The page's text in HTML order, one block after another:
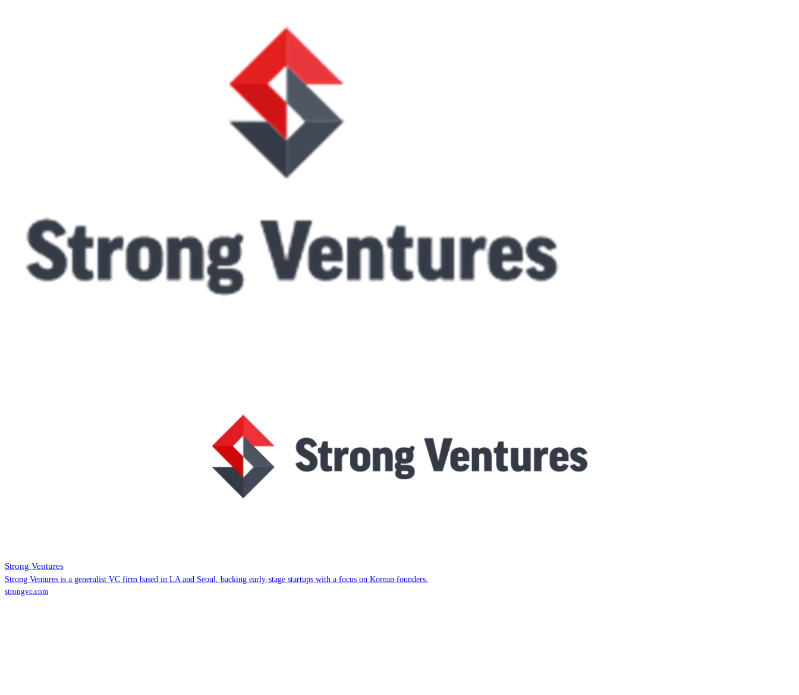
Strong Ventures
Strong Ventures is a generalist VC firm based in LA and Seoul, backing early-stage startups with a focus on Korean founders.
strongvc.com